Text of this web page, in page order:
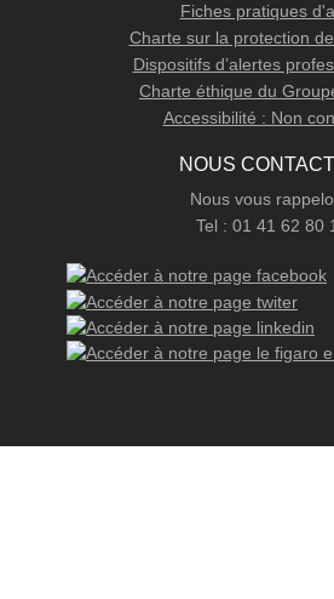
Fiches pratiques
Charte sur la protection
Dispositifs d’alertes
Charte éthique du
Accessibilité : Non
NOUS
Nous vous
Tel : 01 41 62 80